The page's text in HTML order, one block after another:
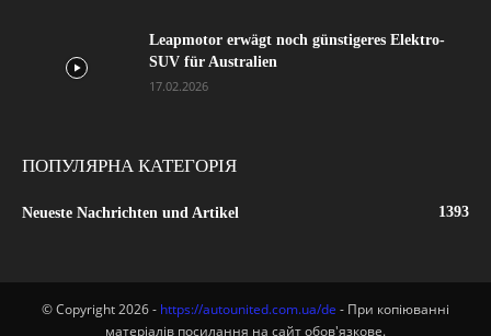
Leapmotor erwägt noch günstigeres Elektro-
SUV für Australien
17.02.2026
ПОПУЛЯРНА КАТЕГОРІЯ
Neueste Nachrichten und Artikel 1393
© Copyright 2026 - https://autounited.com.ua/de - При копіюванні
матеріалів посилання на сайт обов'язкове.